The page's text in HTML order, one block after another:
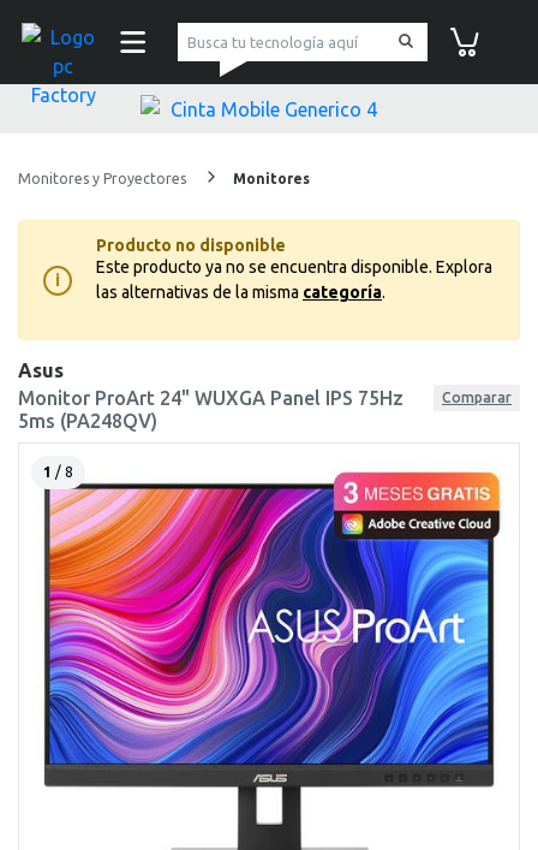
pc Factory
Monitores y Proyectores Monitores
i
Producto no disponible
Este producto ya no se encuentra disponible. Explora
las alternativas de la misma categoría.
Asus
Monitor ProArt 24" WUXGA Panel IPS 75Hz
5ms (PA248QV)
Comparar
1 / 8